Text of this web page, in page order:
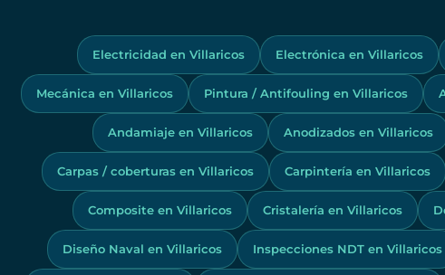
Electricidad en Villaricos Electrónica en Villaricos
Mecánica en Villaricos Pintura / Antifouling en Villaricos
Andamiaje en Villaricos Anodizados en Villaricos
Carpas / coberturas en Villaricos Carpintería en Villaricos
Composite en Villaricos Cristalería en Villaricos
Diseño Naval en Villaricos Inspecciones NDT en Villaricos